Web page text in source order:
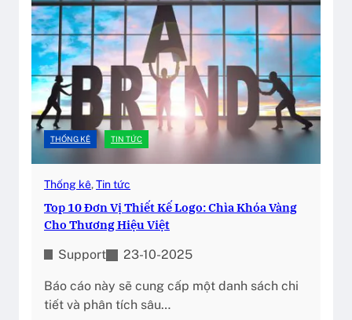
THỐNG KÊ TIN TỨC
Thống kê, Tin tức
Top 10 Đơn Vị Thiết Kế Logo: Chìa Khóa Vàng
Cho Thương Hiệu Việt
Support 23-10-2025
Báo cáo này sẽ cung cấp một danh sách chi
tiết và phân tích sâu…